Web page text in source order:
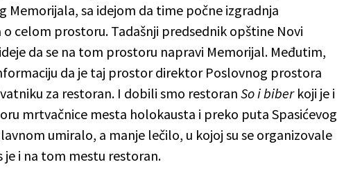
Memorijala, sa idejom da time počne izgradnja
celom prostoru. Tadašnji predsednik opštine Novi
da se na tom prostoru napravi Memorijal. Međutim,
da je taj prostor direktor Poslovnog prostora
za restoran. I dobili smo restoran So i biberkoji je i
mrtvačnice mesta holokausta i preko puta Spasićevog
umiralo, a manje lečilo, u kojoj su se organizovale
i na tom mestu restoran.